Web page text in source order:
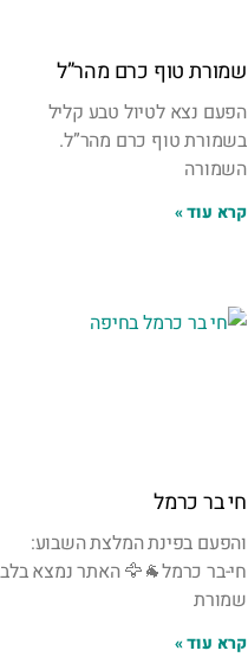
שמורת טוף כרם מהר”ל
הפעם נצא לטיול טבע קליל
בשמורת טוף כרם מהר”ל.
השמורה
קרא עוד »
חי בר כרמל
והפעם בפינת המלצת השבוע:
חי-בר כרמל🐐🦅 האתר נמצא בלב
שמורת
קרא עוד »